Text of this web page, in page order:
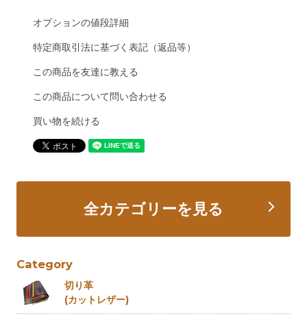
オプションの値段詳細
特定商取引法に基づく表記（返品等）
この商品を友達に教える
この商品について問い合わせる
買い物を続ける
全カテゴリーを見る
Category
切り革
(カットレザー)